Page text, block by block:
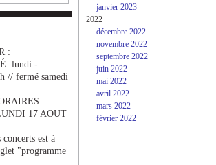
:
lundi -
// fermé samedi
17 AOUT
est à
"programme
janvier 2023
2022
décembre 2022
novembre 2022
septembre 2022
juin 2022
mai 2022
avril 2022
mars 2022
février 2022